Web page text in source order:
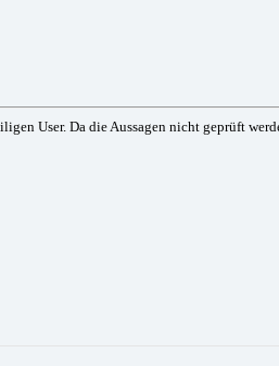
User. Da die Aussagen nicht geprüft